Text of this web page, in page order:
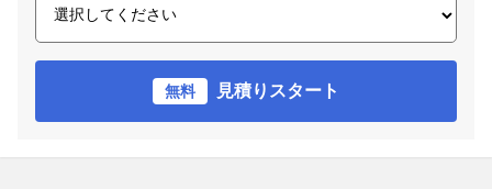
無料 見積りスタート